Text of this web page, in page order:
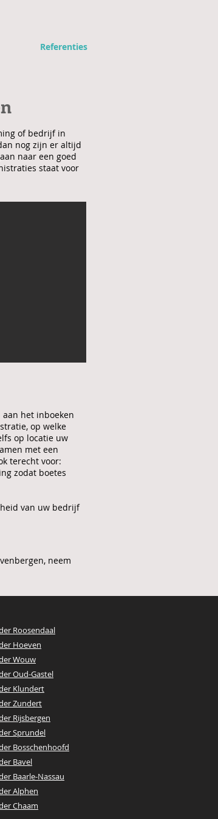
Referenties
of bedrijf in
nog zijn er altijd
naar een goed
staat voor
het inboeken
op welke
op locatie uw
met een
terecht voor:
zodat boetes
van uw bedrijf
neem
Roosendaal
Hoeven
Wouw
Oud-Gastel
Klundert
Zundert
Rijsbergen
Sprundel
Bosschenhoofd
Bavel
Baarle-Nassau
Alphen
Chaam